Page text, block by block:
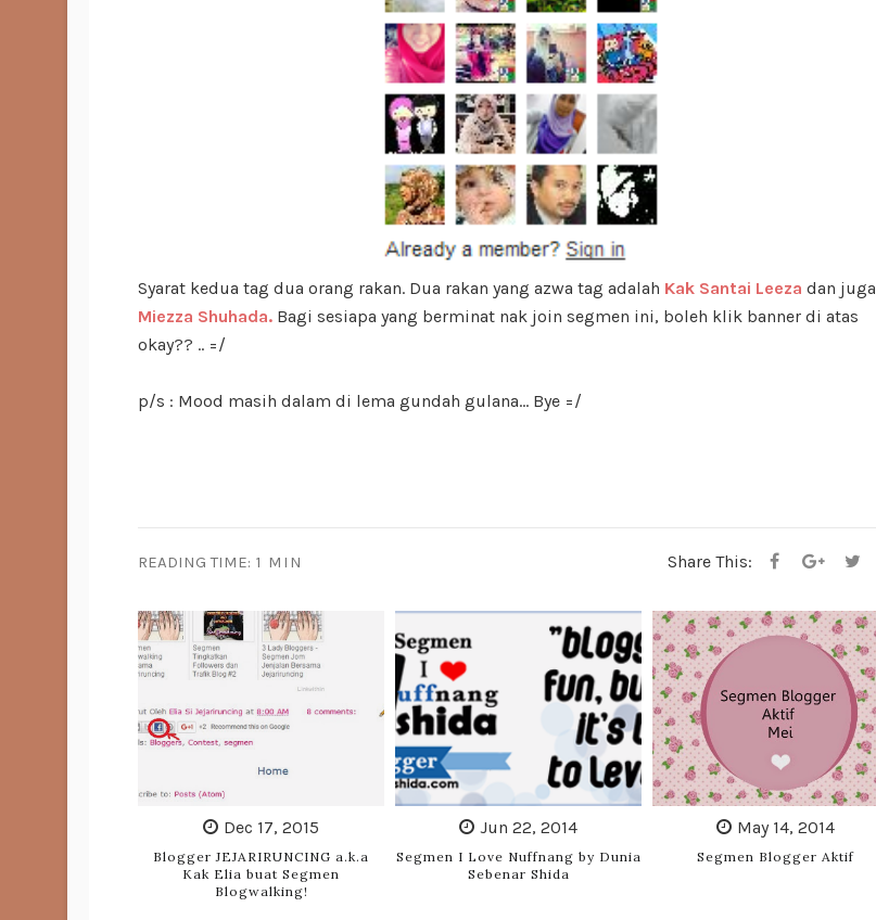
Syarat kedua tag dua orang rakan. Dua rakan yang azwa tag adalah Kak Santai Leeza dan juga
Miezza Shuhada. Bagi sesiapa yang berminat nak join segmen ini, boleh klik banner di atas
okay?? .. =/
p/s : Mood masih dalam di lema gundah gulana... Bye =/
READING TIME: 1 MIN Share This:
Dec 17, 2015
Blogger JEJARIRUNCING a.k.a
Kak Elia buat Segmen
Blogwalking!
Jun 22, 2014
Segmen I Love Nuffnang by Dunia
Sebenar Shida
May 14, 2014
Segmen Blogger Aktif